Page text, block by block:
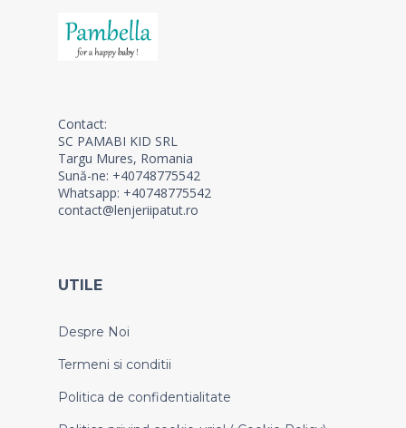
Contact:
SC PAMABI KID SRL
Targu Mures, Romania
Sună-ne: +40748775542
Whatsapp: +40748775542
contact@lenjeriipatut.ro
UTILE
Despre Noi
Termeni si conditii
Politica de confidentialitate